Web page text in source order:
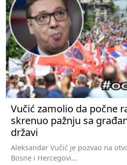
Vučić zamolio da počne
skrenuo pažnju sa
državi
Aleksandar Vučić je pozvao na
Bosne i Hercegovi...